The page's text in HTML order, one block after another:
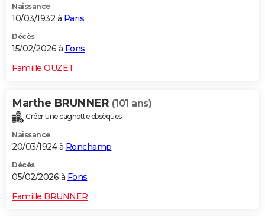
Naissance
10/03/1932 à Paris
Décès
15/02/2026 à Fons
Famille OUZET
Marthe BRUNNER (101 ans)
Créer une cagnotte obsèques
Naissance
20/03/1924 à Ronchamp
Décès
05/02/2026 à Fons
Famille BRUNNER